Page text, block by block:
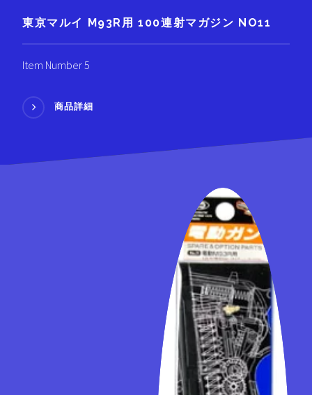
東京マルイ M93R用 100連射マガジン NO11
Item Number 5
商品詳細